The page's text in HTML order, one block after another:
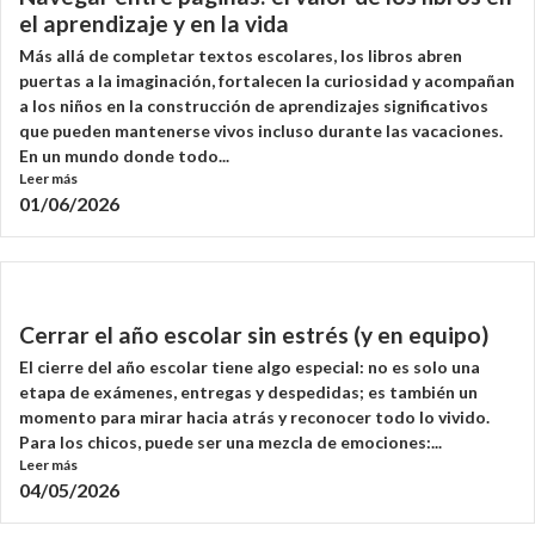
el aprendizaje y en la vida
Más allá de completar textos escolares, los libros abren
puertas a la imaginación, fortalecen la curiosidad y acompañan
a los niños en la construcción de aprendizajes significativos
que pueden mantenerse vivos incluso durante las vacaciones.
En un mundo donde todo...
Leer más
01/06/2026
Cerrar el año escolar sin estrés (y en equipo)
El cierre del año escolar tiene algo especial: no es solo una
etapa de exámenes, entregas y despedidas; es también un
momento para mirar hacia atrás y reconocer todo lo vivido.
Para los chicos, puede ser una mezcla de emociones:...
Leer más
04/05/2026